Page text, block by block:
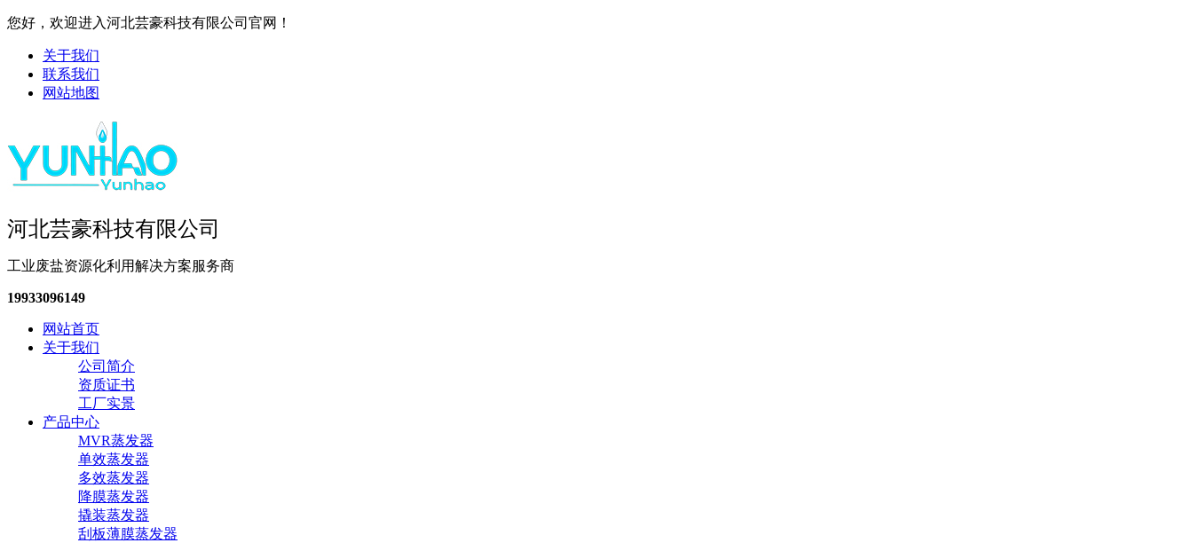
您好，欢迎进入河北芸豪科技有限公司官网！
关于我们
联系我们
网站地图
河北芸豪科技有限公司
工业废盐资源化利用解决方案服务商
19933096149
网站首页
关于我们
公司简介
资质证书
工厂实景
产品中心
MVR蒸发器
单效蒸发器
多效蒸发器
降膜蒸发器
撬装蒸发器
刮板薄膜蒸发器